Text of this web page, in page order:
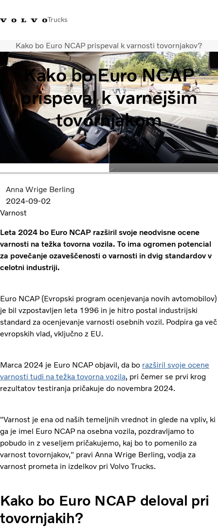
Trucks
+386 1 500 10 60Volvo Trucks Slovenija kontaktiVolvo Trucks StoreSlovenija
Prevozne rešitve
Tovorna vozila
Storitve
Iskalnik servisov
Novice
O nas
Kako bo Euro NCAP prispeval k varnosti tovornjakov?
Kako bo Euro NCAP
prispeval k varnejšim
tovornjakom
Anna Wrige Berling
2024-09-02
Varnost
Leta 2024 bo Euro NCAP razširil svoje neodvisne ocene
varnosti na težka tovorna vozila. To ima ogromen potencial
za povečanje ozaveščenosti o varnosti in dvig standardov v
celotni industriji.
Euro NCAP (Evropski program ocenjevanja novih avtomobilov)
je bil vzpostavljen leta 1996 in je hitro postal industrijski
standard za ocenjevanje varnosti osebnih vozil. Podpira ga več
evropskih vlad, vključno z EU.
Marca 2024 je Euro NCAP objavil, da bo razširil svoje ocene
varnosti tudi na težka tovorna vozila, pri čemer se prvi krog
rezultatov testiranja pričakuje do novembra 2024.
"Varnost je ena od naših temeljnih vrednot in glede na vpliv, ki
ga je imel Euro NCAP na osebna vozila, pozdravljamo to
pobudo in z veseljem pričakujemo, kaj bo to pomenilo za
varnost tovornjakov," pravi Anna Wrige Berling, vodja za
varnost prometa in izdelkov pri Volvo Trucks.
Kako bo Euro NCAP deloval pri
tovornjakih?